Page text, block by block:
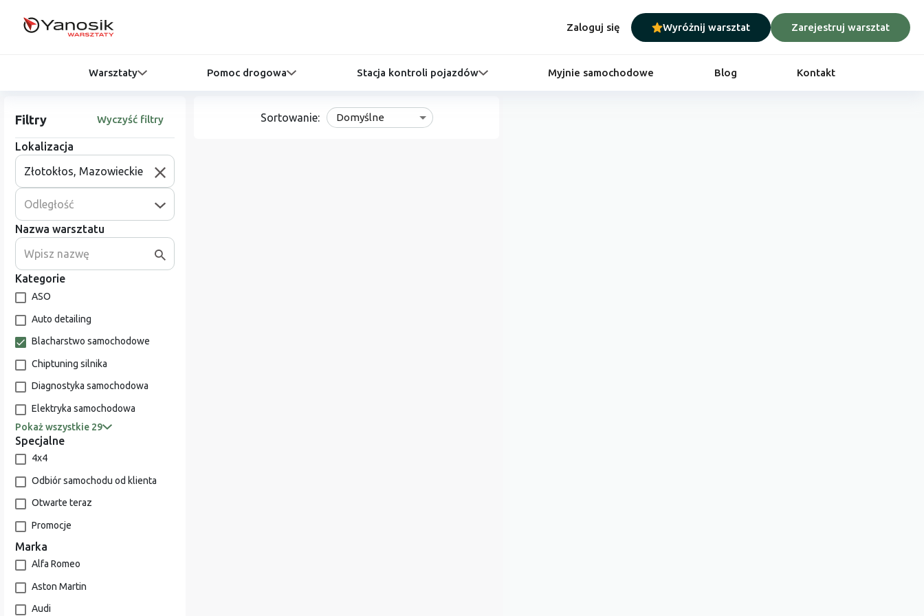
Zaloguj się Wyróżnij warsztat Zarejestruj warsztat
Warsztaty Pomoc drogowa Stacja kontroli pojazdów Myjnie samochodowe Blog Kontakt
Filtry Wyczyść filtry
Lokalizacja
Odległość
Nazwa warsztatu
Kategorie
ASO
Auto detailing
Blacharstwo samochodowe
Chiptuning silnika
Diagnostyka samochodowa
Elektryka samochodowa
Pokaż wszystkie 29
Specjalne
4x4
Odbiór samochodu od klienta
Otwarte teraz
Promocje
Marka
Alfa Romeo
Aston Martin
Audi
Sortowanie: Domyślne